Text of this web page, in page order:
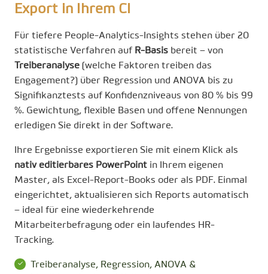
Export in Ihrem CI
Für tiefere People-Analytics-Insights stehen über 20
statistische Verfahren auf R-Basis bereit – von
Treiberanalyse (welche Faktoren treiben das
Engagement?) über Regression und ANOVA bis zu
Signifikanztests auf Konfidenzniveaus von 80 % bis 99
%. Gewichtung, flexible Basen und offene Nennungen
erledigen Sie direkt in der Software.
Ihre Ergebnisse exportieren Sie mit einem Klick als
nativ editierbares PowerPoint in Ihrem eigenen
Master, als Excel-Report-Books oder als PDF. Einmal
eingerichtet, aktualisieren sich Reports automatisch
– ideal für eine wiederkehrende
Mitarbeiterbefragung oder ein laufendes HR-
Tracking.
Treiberanalyse, Regression, ANOVA &